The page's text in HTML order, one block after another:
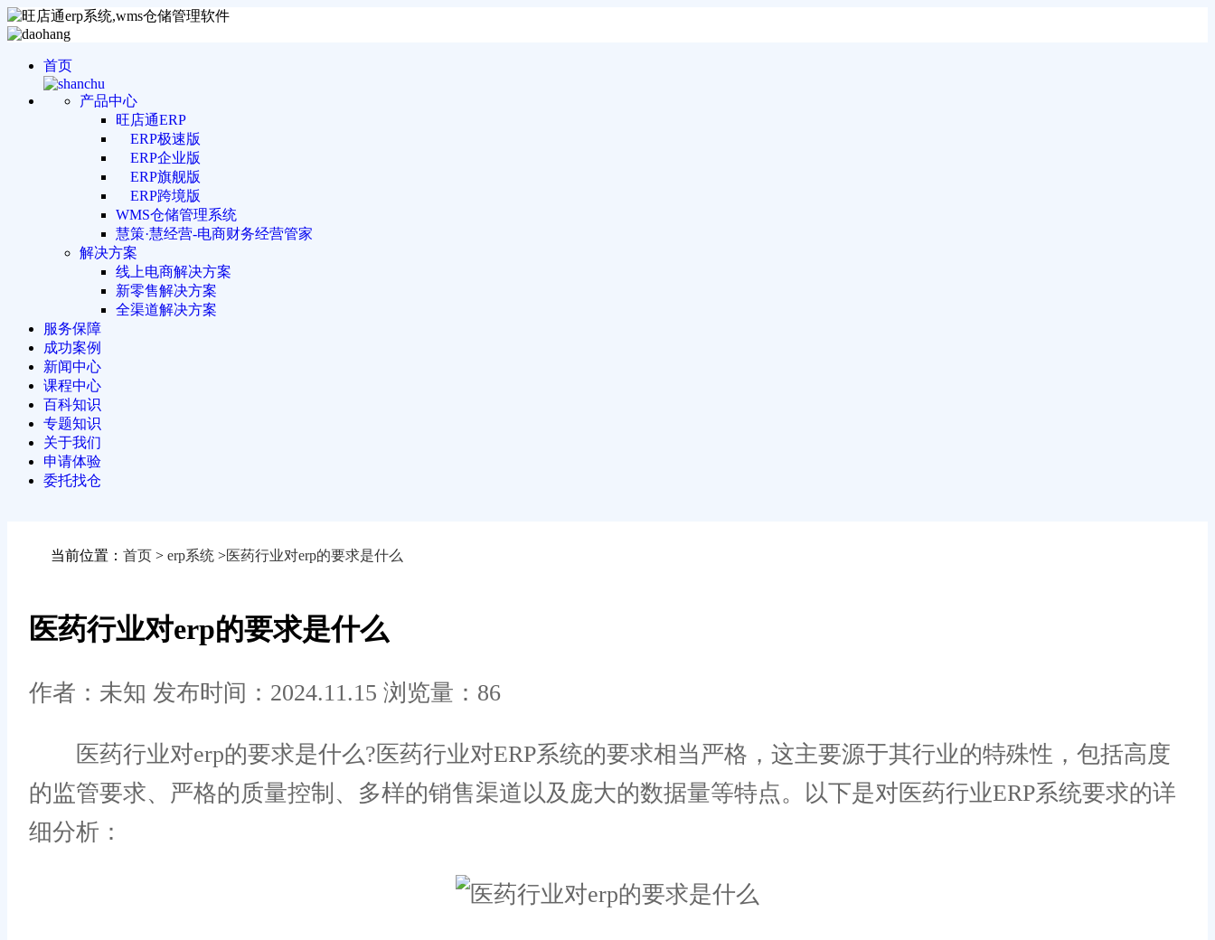
首页
产品中心
旺店通ERP
ERP极速版
ERP企业版
ERP旗舰版
ERP跨境版
WMS仓储管理系统
慧策·慧经营-电商财务经营管家
解决方案
线上电商解决方案
新零售解决方案
全渠道解决方案
服务保障
成功案例
新闻中心
课程中心
百科知识
专题知识
关于我们
申请体验
委托找仓
当前位置： 首页 > erp系统 >医药行业对erp的要求是什么
医药行业对erp的要求是什么
作者：未知 发布时间：2024.11.15 浏览量：86
医药行业对erp的要求是什么?医药行业对ERP系统的要求相当严格，这主要源于其行业的特殊性，包括高度
的监管要求、严格的质量控制、多样的销售渠道以及庞大的数据量等特点。以下是对医药行业ERP系统要求的详
细分析：